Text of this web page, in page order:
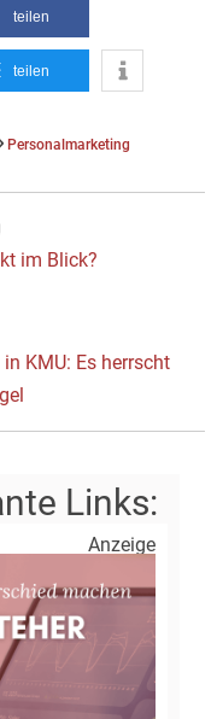
teilen
teilen
Personalmarketing
im Blick?
KMU: Es herrscht
Anzeige